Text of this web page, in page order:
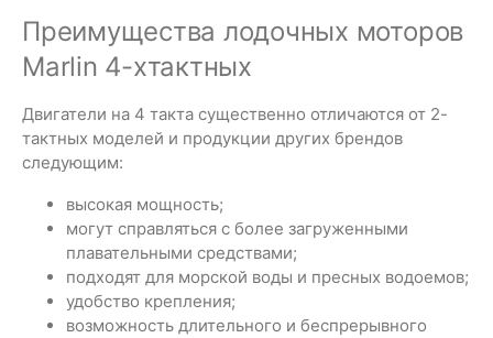
Преимущества лодочных моторов
Marlin 4-хтактных
Двигатели на 4 такта существенно отличаются от 2-
тактных моделей и продукции других брендов
следующим:
высокая мощность;
могут справляться с более загруженными
плавательными средствами;
подходят для морской воды и пресных водоемов;
удобство крепления;
возможность длительного и беспрерывного